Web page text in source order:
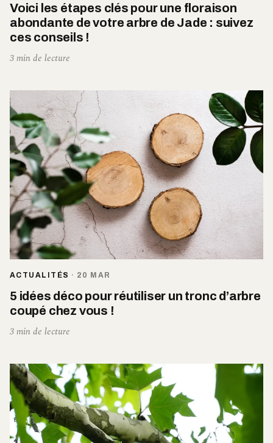
Voici les étapes clés pour une floraison
abondante de votre arbre de Jade : suivez
ces conseils !
3 min de lecture
ACTUALITÉS · 20 MAR
5 idées déco pour réutiliser un tronc d’arbre
coupé chez vous !
3 min de lecture